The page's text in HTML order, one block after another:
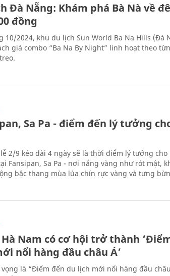
Đà Nẵng: Khám phá Bà Nà về
đồng
10/2024, khu du lịch Sun World Ba Na Hills (Đà
giá combo “Ba Na By Night” linh hoạt theo
Sa Pa - điểm đến lý tưởng
2/9 kéo dài 4 ngày sẽ là thời điểm lý tưởng
Fansipan, Sa Pa - nơi nắng vàng như rót mật,
bậc thang mùa lúa chín rực vàng và tưng
Hà Nam có cơ hội trở thành
nổi hàng đầu châu Á’
là “Điểm đến du lịch mới nổi hàng đầu